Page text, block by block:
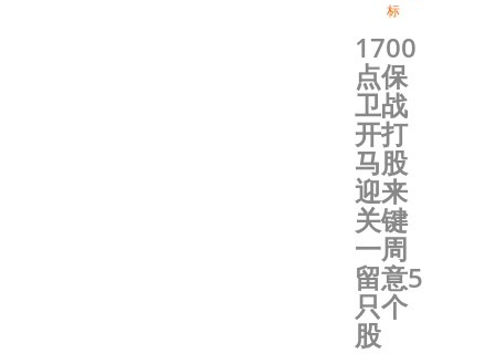
标
1700
点保
卫战
开打
马股
迎来
关键
一周
留意5
只个
股